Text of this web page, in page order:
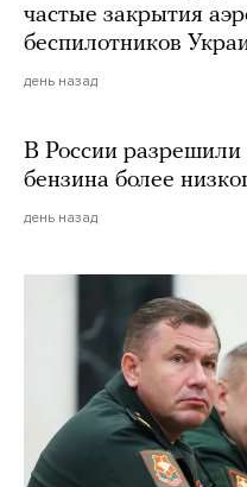
частые закрытия
беспилотников
день назад
В России
бензина более
день назад